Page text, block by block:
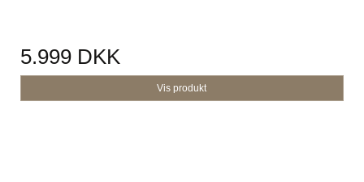
5.999 DKK
Vis produkt